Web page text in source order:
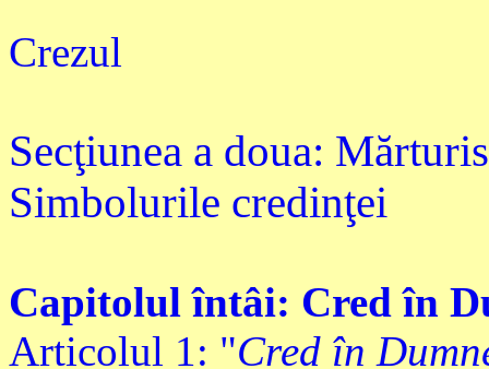
Crezul
Secţiunea a doua:
Simbolurile credinţei
Capitolul întâi: Cred în
Articolul 1: "Cred în